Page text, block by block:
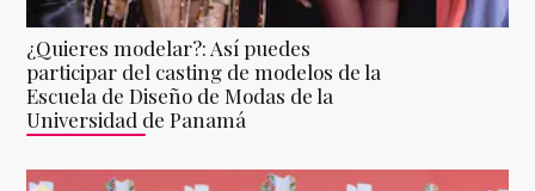
¿Quieres modelar?: Así puedes
participar del casting de modelos de la
Escuela de Diseño de Modas de la
Universidad de Panamá